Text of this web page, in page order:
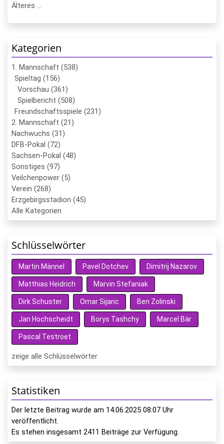
Älteres ...
Kategorien
1. Mannschaft (538)
Spieltag (156)
Vorschau (361)
Spielbericht (508)
Freundschaftsspiele (231)
2. Mannschaft (21)
Nachwuchs (31)
DFB-Pokal (72)
Sachsen-Pokal (48)
Sonstiges (97)
Veilchenpower (5)
Verein (268)
Erzgebirgsstadion (45)
Alle Kategorien
Schlüsselwörter
Martin Männel Pavel Dotchev Dimitrij Nazarov
Matthias Heidrich Marvin Stefaniak
Dirk Schuster Omar Sijaric Ben Zolinski
Jan Hochscheidt Borys Tashchy Marcel Bär
Pascal Testroet
zeige alle Schlüsselwörter
Statistiken
Der letzte Beitrag wurde am 14.06.2025 08:07 Uhr
veröffentlicht.
Es stehen insgesamt 2411 Beiträge zur Verfügung.